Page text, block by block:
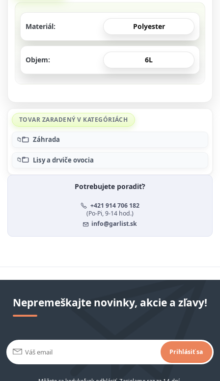
Materiál Polyester
Objem 6L
TOVAR ZARADENÝ V KATEGÓRIÁCH
Záhrada
Lisy a drviče ovocia
Potrebujete poradiť?
+421 914 706 182
(Po-Pi, 9-14 hod.)
info@garlist.sk
Nepremeškajte novinky, akcie a zľavy!
Prihlásiť sa